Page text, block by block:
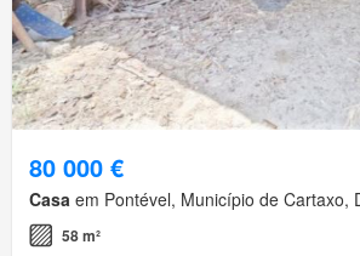
80 000 €
Casa em Pontével, Município de Cartaxo,
58 m²